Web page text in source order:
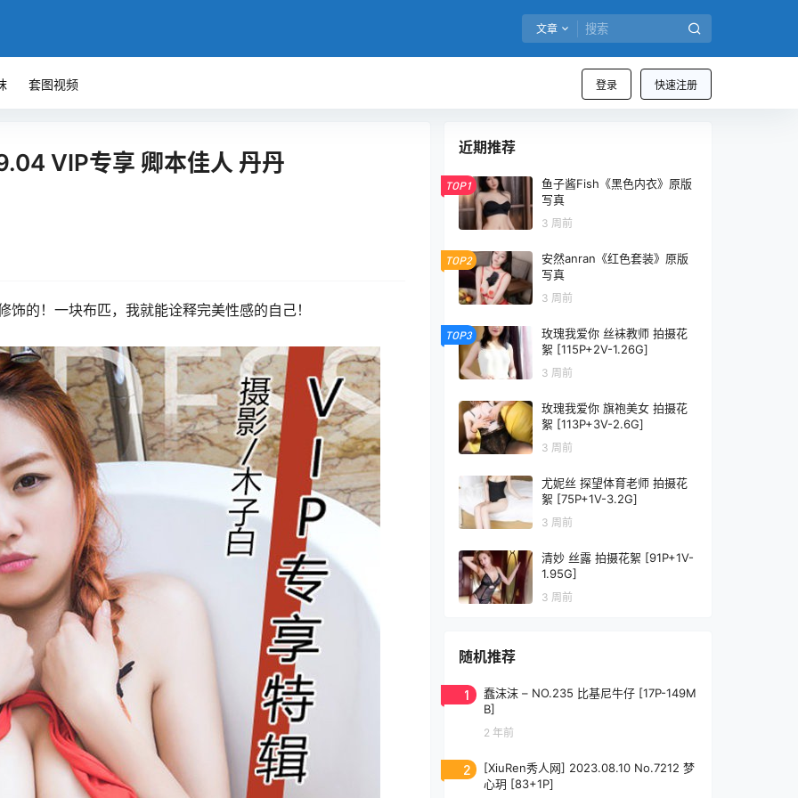
文章
登录 快速注册
套图视频
VIP专享 卿本佳人 丹丹
的！一块布匹，我就能诠释完美性感的自己！
近期推荐
TOP1
鱼子酱Fish《黑色内衣》原版
写真
3 周前
TOP2
安然anran《红色套装》原版
写真
3 周前
TOP3
玫瑰我爱你 丝袜教师 拍摄花
絮 [115P+2V-1.26G]
3 周前
玫瑰我爱你 旗袍美女 拍摄花
絮 [113P+3V-2.6G]
3 周前
尤妮丝 探望体育老师 拍摄花
絮 [75P+1V-3.2G]
3 周前
清妙 丝露 拍摄花絮 [91P+1V-
1.95G]
3 周前
随机推荐
1
蠢沫沫 – NO.235 比基尼牛仔 [17P-149M
B]
2 年前
2
[XiuRen秀人网] 2023.08.10 No.7212 梦
心玥 [83+1P]